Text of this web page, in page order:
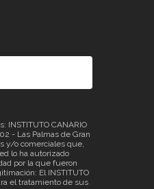
INSTITUTO CANARIO
- Las Palmas de Gran
y/o comerciales que,
lo ha autorizado
por la que fueron
El INSTITUTO
el tratamiento de sus